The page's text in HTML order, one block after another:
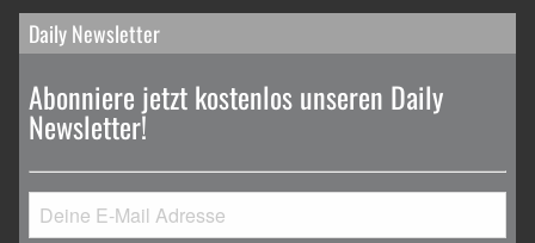
Daily Newsletter
Abonniere jetzt kostenlos unseren Daily
Newsletter!